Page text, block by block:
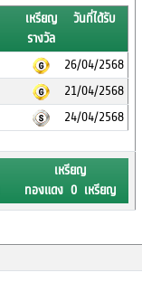
เหรียญ
รางวัล
วันที่ได้รับ
26/04/2568
21/04/2568
24/04/2568
เหรียญ
ทองแดง 0 เหรียญ